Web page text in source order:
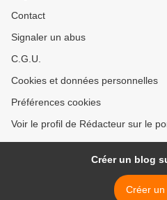
Contact
Signaler un abus
C.G.U.
Cookies et données personnelles
Préférences cookies
Voir le profil de Rédacteur sur le
Créer un blog
Créer un